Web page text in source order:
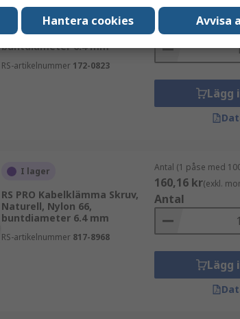
RS PRO Kabelklämma Skruv,
Silver, Aluminium,
buntdiameter 6.4 mm
RS-artikelnummer 172-0823
380,69 kr
Antal
Lägg
I lager
RS PRO Kabelklämma Skruv,
Naturell, Nylon 66,
buntdiameter 6.4 mm
RS-artikelnummer 817-8968
Antal (1 påse med
160,16 kr(exkl.
Antal
Lägg
Hantera cookies Avvisa